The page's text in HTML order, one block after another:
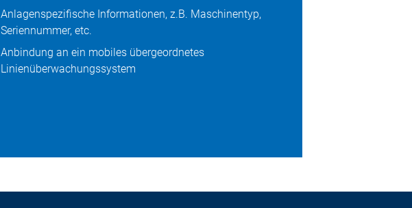
Anlagenspezifische Informationen, z.B. Maschinentyp,
Seriennummer, etc.
Anbindung an ein mobiles übergeordnetes
Linienüberwachungssystem